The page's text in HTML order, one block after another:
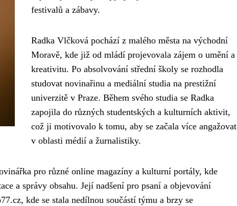
festivalů a zábavy.
Radka Vlčková pochází z malého města na východní
Moravě, kde již od mládí projevovala zájem o umění a
kreativitu. Po absolvování střední školy se rozhodla
studovat novinařinu a mediální studia na prestižní
univerzitě v Praze. Během svého studia se Radka
zapojila do různých studentských a kulturních aktivit,
což ji motivovalo k tomu, aby se začala více angažovat
v oblasti médií a žurnalistiky.
pro různé online magazíny a kulturní portály, kde
a správy obsahu. Její nadšení pro psaní a objevování
kde se stala nedílnou součástí týmu a brzy se